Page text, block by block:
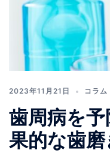
2023年11月21日 コラム
歯周病を
果的な歯